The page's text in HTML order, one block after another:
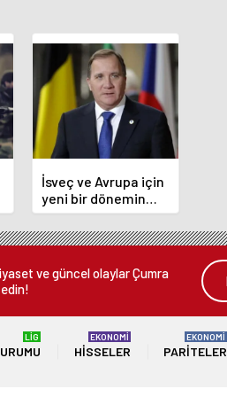
İsveç ve Avrupa için
yeni bir dönemin
başlangıcı olacak
kararlar.
ve güncel olaylar Çumra
LİG
HISSELER
EKONOMİ
PARITELER
EKONOMİ